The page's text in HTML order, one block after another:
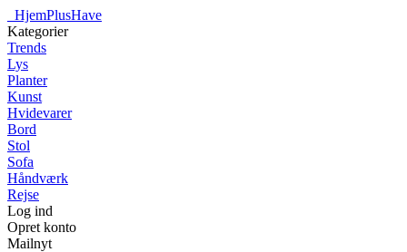
HjemPlusHave
Kategorier
Trends
Lys
Planter
Kunst
Hvidevarer
Bord
Stol
Sofa
Håndværk
Rejse
Log ind
Opret konto
Mailnyt